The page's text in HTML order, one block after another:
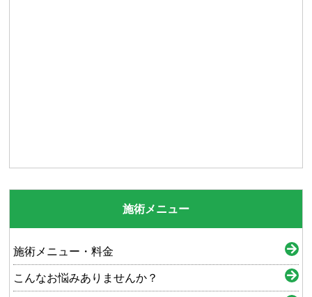
施術メニュー
施術メニュー・料金
こんなお悩みありませんか？